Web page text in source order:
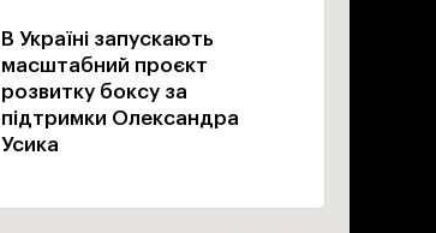
В Україні запускають
масштабний проєкт
розвитку боксу за
підтримки Олександра
Усика